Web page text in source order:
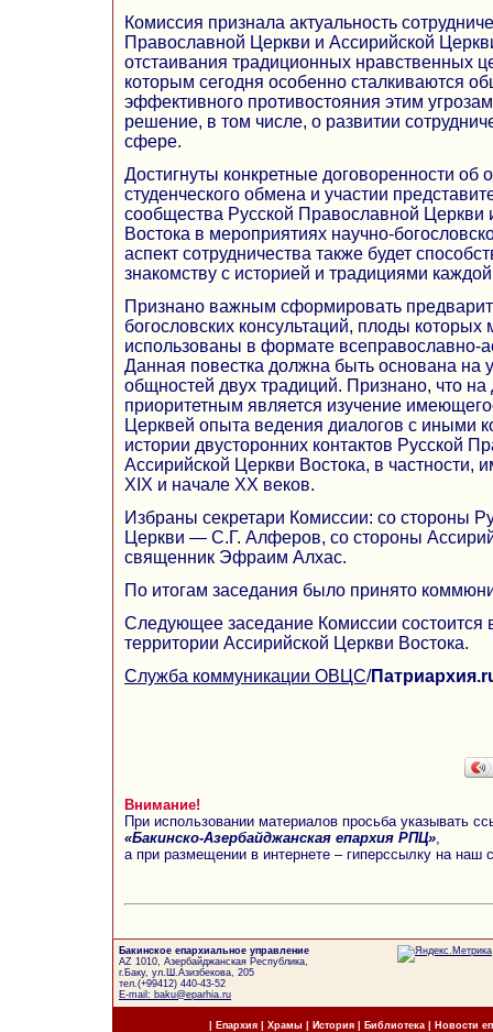
Комиссия признала актуальность
Православной Церкви и Ассирийской
отстаивания традиционных нравственных
которым сегодня особенно сталкиваются
эффективного противостояния этим
решение, в том числе, о развитии
сфере.
Достигнуты конкретные договоренности об
студенческого обмена и участии
сообщества Русской Православной Церкви
Востока в мероприятиях научно-
аспект сотрудничества также будет
знакомству с историей и традициями
Признано важным сформировать
богословских консультаций, плоды
использованы в формате всеправославно-
Данная повестка должна быть основана на
общностей двух традиций. Признано, что на
приоритетным является изучение
Церквей опыта ведения диалогов с иными
истории двусторонних контактов Русской
Ассирийской Церкви Востока, в частности,
XIX и начале XX веков.
Избраны секретари Комиссии: со стороны
Церкви — С.Г. Алферов, со стороны
священник Эфраим Алхас.
По итогам заседания было принято
Следующее заседание Комиссии состоится
территории Ассирийской Церкви Востока.
Служба коммуникации ОВЦС/
Внимание!
При использовании материалов просьба указывать
«Бакинско-Азербайджанская епархия РПЦ»
а при размещении в интернете – гиперссылку на наш
Бакинское епархиальное управление
AZ 1010, Азербайджанская Республика,
г.Баку, ул.Ш.Азизбекова, 205
тел.(+99412) 440-43-52
E-mail: baku@eparhia.ru
Епархия| Храмы История| Библиотека Новости